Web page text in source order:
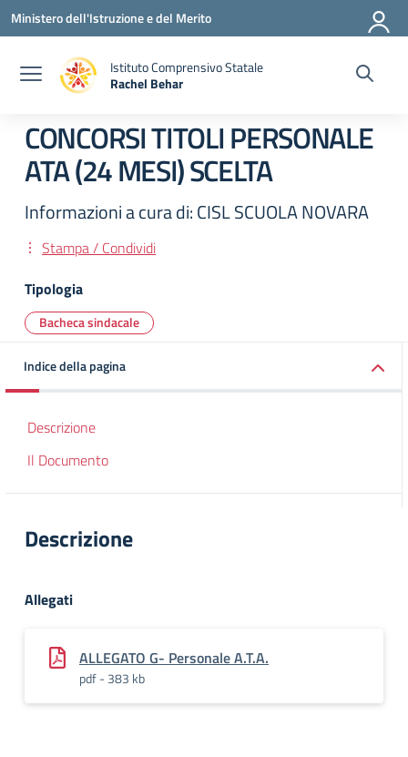
Vai ai contenuti
Vai al menu di navigazione
Vai al footer
Ministero dell'Istruzione e del Merito
Istituto Comprensivo Statale
Rachel Behar
CONCORSI TITOLI PERSONALE
ATA (24 MESI) SCELTA
Informazioni a cura di: CISL SCUOLA NOVARA
Stampa / Condividi
Tipologia
Bacheca sindacale
Indice della pagina
Descrizione
Il Documento
Descrizione
Allegati
ALLEGATO G- Personale A.T.A.
pdf - 383 kb